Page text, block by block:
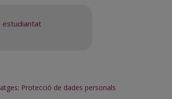
estudiantat
Protecció de dades personals